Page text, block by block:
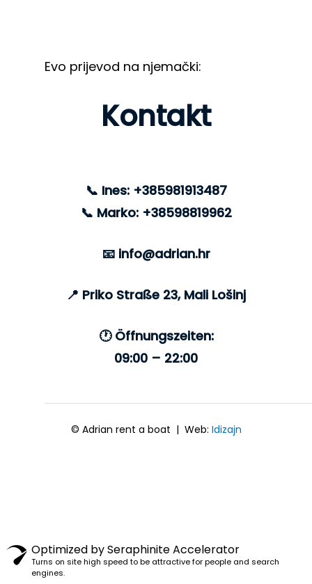
Evo prijevod na njemački:
Kontakt
📞 Ines: +385981913487
📞 Marko: +38598819962
📧 info@adrian.hr
📍 Priko Straße 23, Mali Lošinj
🕐 Öffnungszeiten:
09:00 – 22:00
© Adrian rent a boat | Web: Idizajn
Optimized by Seraphinite Accelerator
Turns on site high speed to be attractive for people and search
engines.